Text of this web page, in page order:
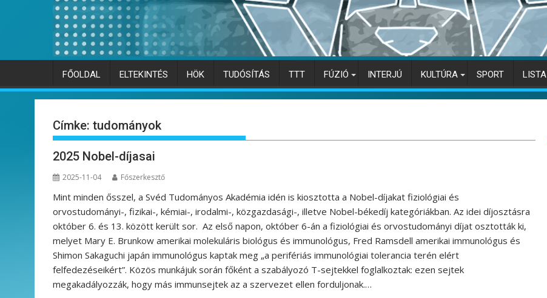
FŐOLDAL ELTEKINTÉS HÖK TUDÓSÍTÁS TTT FÚZIÓ INTERJÚ KULTÚRA SPORT LISTA
Címke: tudományok
2025 Nobel-díjasai
2025-11-04 Főszerkesztő
Mint minden ősszel, a Svéd Tudományos Akadémia idén is kiosztotta a Nobel-díjakat fiziológiai és
orvostudományi-, fizikai-, kémiai-, irodalmi-, közgazdasági-, illetve Nobel-békedíj kategóriákban. Az idei díjosztásra
október 6. és 13. között került sor. Az első napon, október 6-án a fiziológiai és orvostudományi díjat osztották ki,
melyet Mary E. Brunkow amerikai molekuláris biológus és immunológus, Fred Ramsdell amerikai immunológus és
Shimon Sakaguchi japán immunológus kaptak meg „a perifériás immunológiai tolerancia terén elért
felfedezéseikért”. Közös munkájuk során főként a szabályozó T-sejtekkel foglalkoztak: ezen sejtek
megakadályozzák, hogy más immunsejtek az a szervezet ellen forduljonak.…